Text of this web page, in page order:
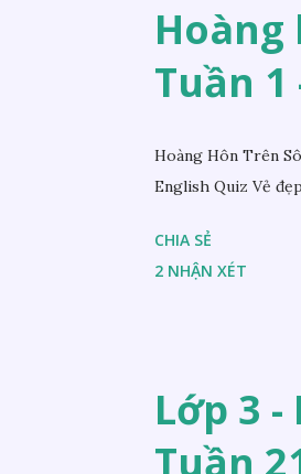
Hoàng
Tuần 1
Hoàng Hôn Trên
English Quiz Vẻ
CHIA SẺ
2 NHẬN XÉT
Lớp 3
Tuần